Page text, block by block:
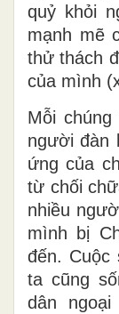
quỷ khỏi
mạnh mẽ
thử thách
của mình
Mỗi
người đàn
ứng của
từ chối
nhiều
mình bị
đến. Cuộc
ta cũng
dân